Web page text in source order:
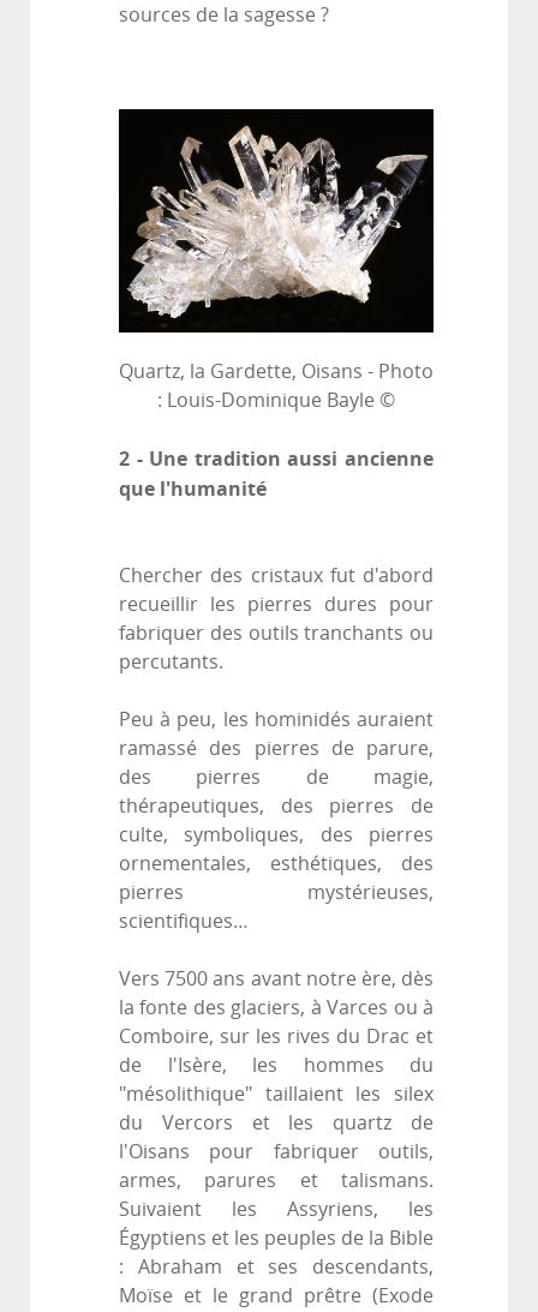
sources de la sagesse ?
Quartz, la Gardette, Oisans - Photo
: Louis-Dominique Bayle ©
2 - Une tradition aussi ancienne
que l'humanité
Chercher des cristaux fut d'abord
recueillir les pierres dures pour
fabriquer des outils tranchants ou
percutants.
Peu à peu, les hominidés auraient
ramassé des pierres de parure,
des pierres de magie,
thérapeutiques, des pierres de
culte, symboliques, des pierres
ornementales, esthétiques, des
pierres mystérieuses,
scientifiques…
Vers 7500 ans avant notre ère, dès
la fonte des glaciers, à Varces ou à
Comboire, sur les rives du Drac et
de l'Isère, les hommes du
"mésolithique" taillaient les silex
du Vercors et les quartz de
l'Oisans pour fabriquer outils,
armes, parures et talismans.
Suivaient les Assyriens, les
Égyptiens et les peuples de la Bible
: Abraham et ses descendants,
Moïse et le grand prêtre (Exode